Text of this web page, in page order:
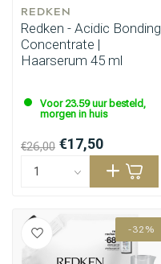
REDKEN
Redken - Acidic Bonding
Concentrate |
Haarserum 45 ml
Voor 23.59 uur besteld,
morgen in huis
€26,00 €17,50
-32%